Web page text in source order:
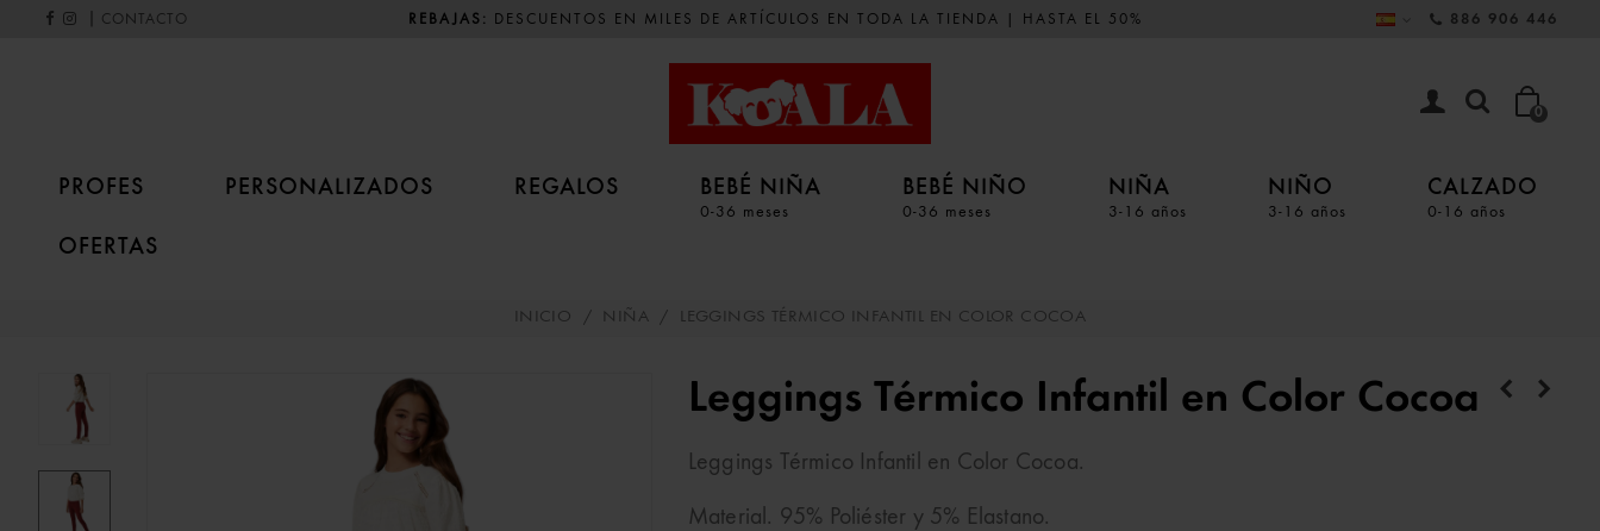
CONTACTO REBAJAS: DESCUENTOS EN MILES DE ARTÍCULOS EN TODA LA TIENDA | HASTA EL 50% 886 906 446
0
PROFES PERSONALIZADOS REGALOS BEBÉ NIÑA
0-36 meses
BEBÉ NIÑO
0-36 meses
NIÑA
3-16 años
NIÑO
3-16 años
CALZADO
0-16 años
OFERTAS
INICIO / NIÑA / LEGGINGS TÉRMICO INFANTIL EN COLOR COCOA
Leggings Térmico Infantil en Color Cocoa
Leggings Térmico Infantil en Color Cocoa.
Material. 95% Poliéster y 5% Elastano.